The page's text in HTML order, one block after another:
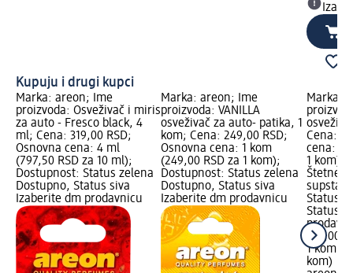
Kupuju i drugi kupci
Marka: areon; Ime
proizvoda: Osveživač i miris
za auto - Fresco black, 4
ml; Cena: 319,00 RSD;
Osnovna cena: 4 ml
(797,50 RSD za 10 ml);
Dostupnost: Status zelena
Dostupno, Status siva
Izaberite dm prodavnicu
Marka: areon; Ime
proizvoda: VANILLA
osveživač za auto- patika, 1
kom; Cena: 249,00 RSD;
Osnovna cena: 1 kom
(249,00 RSD za 1 kom);
Dostupnost: Status zelena
Dostupno, Status siva
Izaberite dm prodavnicu
Marka:
Cena:
cena: 1
1 kom);
Štetne,
Status
Status
169,00
1 kom
kom)